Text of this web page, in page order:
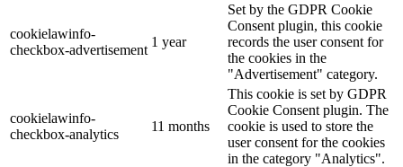
cookielawinfo-
checkbox-advertisement
1 year
Set by the GDPR Cookie
Consent plugin, this cookie
records the user consent for
the cookies in the
"Advertisement" category.
cookielawinfo-
checkbox-analytics
11 months
This cookie is set by GDPR
Cookie Consent plugin. The
cookie is used to store the
user consent for the cookies
in the category "Analytics".